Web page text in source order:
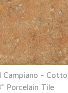
VIEW
Campiano -
Porcelain Tile